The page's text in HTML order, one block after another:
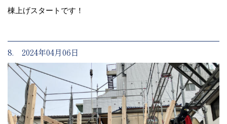
棟上げスタートです！
8. 2024年04月06日